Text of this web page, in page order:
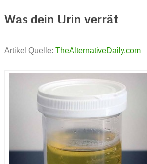
Was dein Urin verrät
Artikel Quelle: TheAlternativeDaily.com